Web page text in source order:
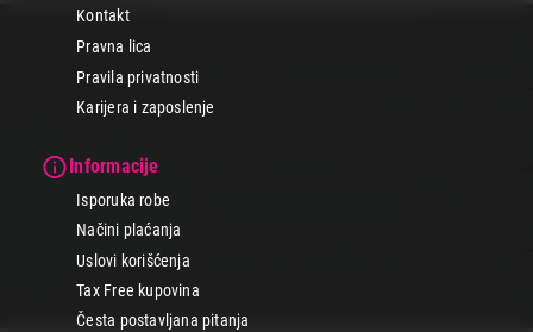
Kontakt
Pravna lica
Pravila privatnosti
Karijera i zaposlenje
Informacije
Isporuka robe
Načini plaćanja
Uslovi korišćenja
Tax Free kupovina
Česta postavljana pitanja